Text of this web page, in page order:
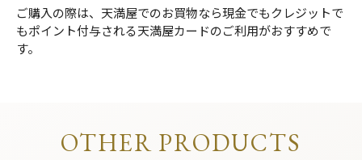
ご購入の際は、天満屋でのお買物なら現金でもクレジットで
もポイント付与される天満屋カードのご利用がおすすめで
す。
OTHER PRODUCTS